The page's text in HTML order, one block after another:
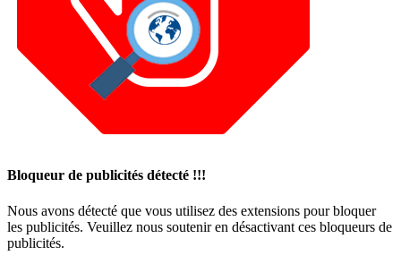
Bloqueur de publicités détecté !!!
Nous avons détecté que vous utilisez des extensions pour bloquer
les publicités. Veuillez nous soutenir en désactivant ces bloqueurs de
publicités.